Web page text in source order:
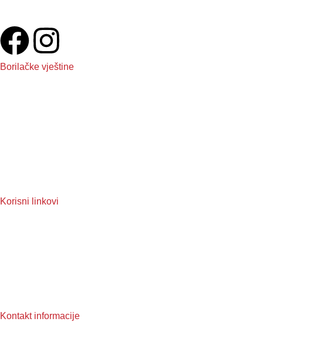
Borilačke vještine
Korisni linkovi
Kontakt informacije